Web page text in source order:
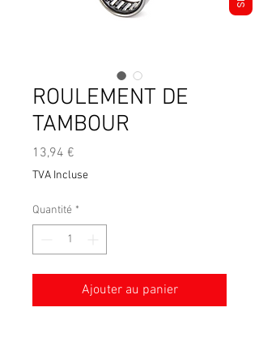
ROULEMENT DE
TAMBOUR
13,94 €
TVA Incluse
Quantité *
Ajouter au panier